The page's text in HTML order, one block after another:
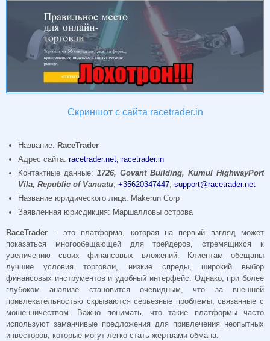
Скриншот с сайта racetrader.in
Название: RaceTrader
Адрес сайта:racetrader.net, racetrader.in
Контактные данные:1726, Govant Building, Kumul HighwayPort
Vila, Republic of Vanuatu;+35620347447;support@racetrader.net
Название юридического лица: Makerun Corp
Заявленная юрисдикция: Маршалловы острова
RaceTrader – это платформа, которая на первый взгляд может
показаться многообещающей для трейдеров, стремящихся к
увеличению своих финансовых вложений. Клиентам обещаны
лучшие условия торговли, низкие спреды, широкий выбор
финансовых инструментов и удобный интерфейс. Однако, при более
глубоком анализе становится очевидным, что за внешней
привлекательностью скрываются серьезные проблемы, связанные с
мошенничеством. Важно понимать, что такие платформы часто
используют заманчивые предложения для привлечения неопытных
инвесторов, которые могут легко стать жертвами обмана.